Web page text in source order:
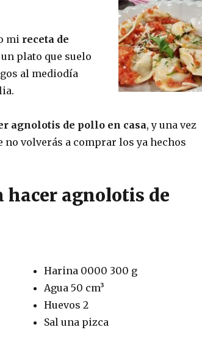
mi receta de
un plato que suelo
al mediodía
agnolotis de pollo en casa, y una vez
no volverás a comprar los ya hechos
hacer agnolotis de
Harina 0000 300 g
Agua 50 cm³
Huevos 2
Sal una pizca